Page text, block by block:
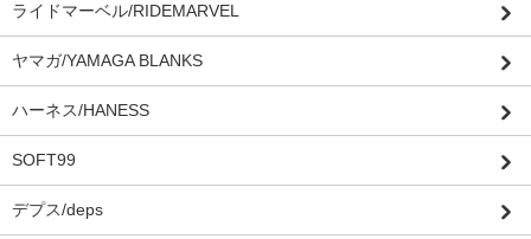
ライドマーベル/RIDEMARVEL
ヤマガ/YAMAGA BLANKS
ハーネス/HANESS
SOFT99
デプス/deps